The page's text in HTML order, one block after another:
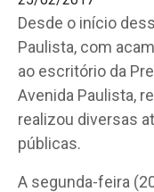
Desde o início
Paulista, com
ao escritório da
Avenida Paulista,
realizou diversas
públicas.
A segunda-feira